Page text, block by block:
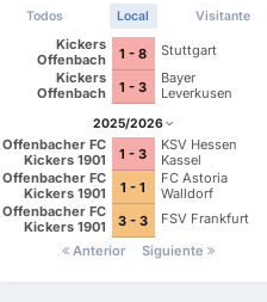
Todos Local Visitante
Kickers
Offenbach
1 - 8
Stuttgart
Kickers
Offenbach
1 - 3
Bayer
Leverkusen
2025/2026
Offenbacher FC
Kickers 1901
1 - 3
KSV Hessen
Kassel
Offenbacher FC
Kickers 1901
1 - 1
FC Astoria
Walldorf
Offenbacher FC
Kickers 1901
3 - 3
FSV Frankfurt
Anterior
Siguiente